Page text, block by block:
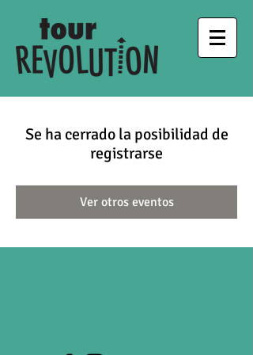
Se ha cerrado la posibilidad de
registrarse
Ver otros eventos